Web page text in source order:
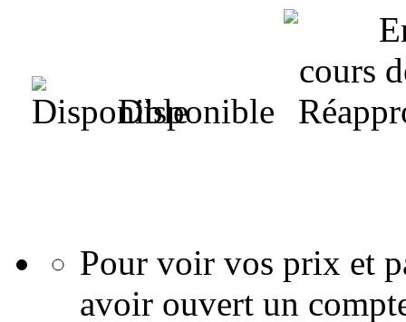
Disponible
Pour voir vos prix et
avoir ouvert un